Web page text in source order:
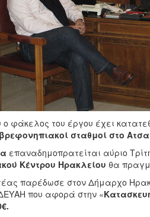
ο φάκελος του έργου έχει
σταθμοί στο
επαναδημοπρατείται αύριο
Κέντρου Ηρακλείου θα
παρέδωσε στον Δήμαρχο
που αφορά στην «